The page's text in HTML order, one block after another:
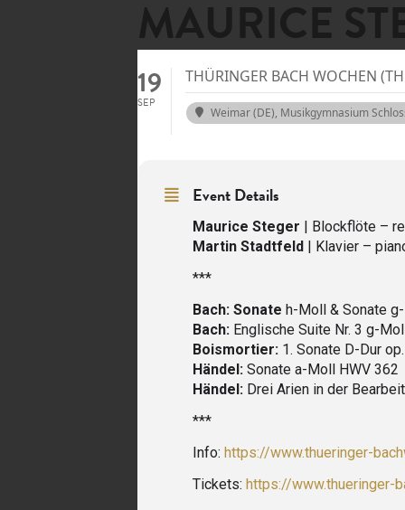
MAURICE
19
SEP
THÜRINGER BACH WOCHEN
Weimar (DE), Musikgymnasium
Event Details
Maurice Steger | Blockflöte –
Martin Stadtfeld | Klavier –
***
Bach: Sonate h-Moll & Sonate
Bach: Englische Suite Nr. 3 g-
Boismortier: 1. Sonate D-Dur
Händel: Sonate a-Moll HWV 362
Händel: Drei Arien in der
***
Info: https://www.thueringer-
Tickets: https://www.thueringer-